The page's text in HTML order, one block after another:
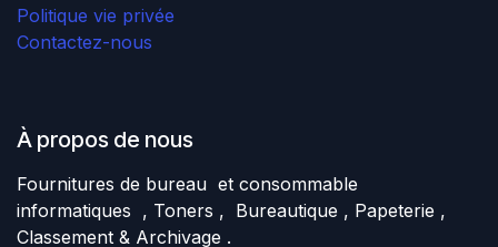
Politique vie privée
Contactez-nous
À propos de nous
Fournitures de bureau et consommable
informatiques , Toners , Bureautique , Papeterie ,
Classement & Archivage .